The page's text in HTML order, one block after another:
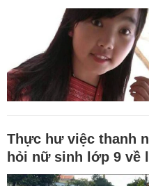
Thực hư việc thanh
hỏi nữ sinh lớp 9 về